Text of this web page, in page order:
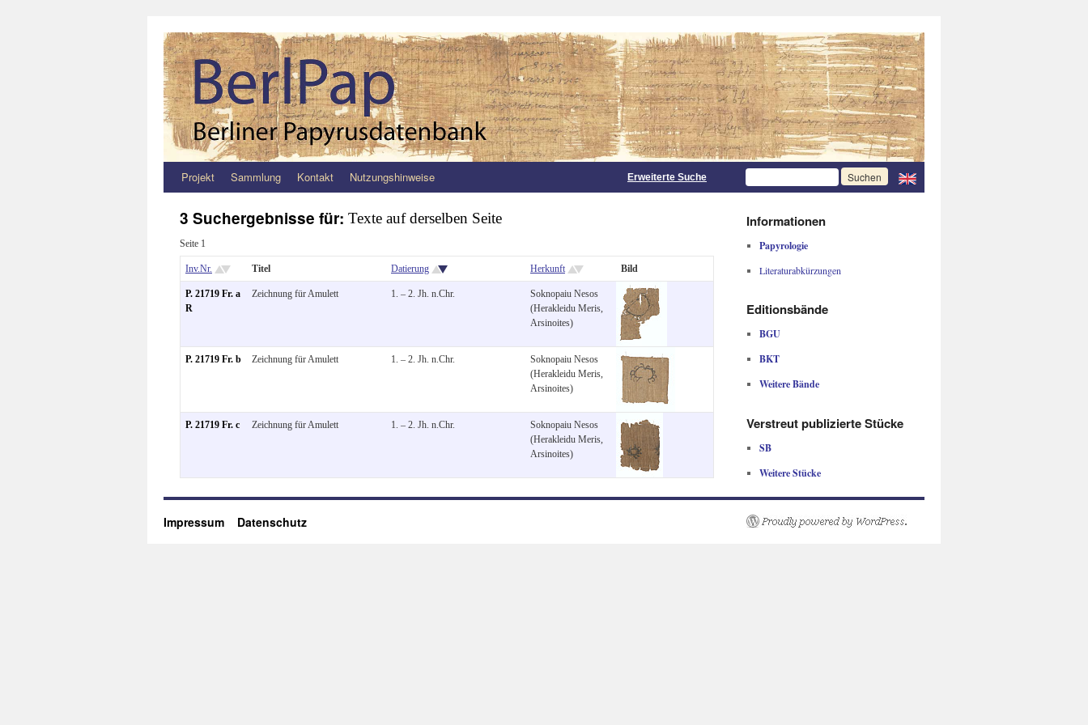
Zum
springen
Projekt Sammlung Kontakt Nutzungshinweise Erweiterte Suche
3 Suchergebnisse für: Texte auf derselben Seite
Seite 1
Inv.Nr. Titel Datierung Herkunft Bild
P. 21719 Fr. a
R
Zeichnung für Amulett 1. – 2. Jh. n.Chr.
Soknopaiu Nesos
(Herakleidu Meris,
Arsinoites)
P. 21719 Fr. b Zeichnung für Amulett 1. – 2. Jh. n.Chr.
Soknopaiu Nesos
(Herakleidu Meris,
Arsinoites)
P. 21719 Fr. c Zeichnung für Amulett 1. – 2. Jh. n.Chr.
Soknopaiu Nesos
(Herakleidu Meris,
Arsinoites)
Informationen
Papyrologie
Literaturabkürzungen
Editionsbände
BGU
BKT
Weitere Bände
Verstreut publizierte Stücke
SB
Weitere Stücke
Impressum Datenschutz